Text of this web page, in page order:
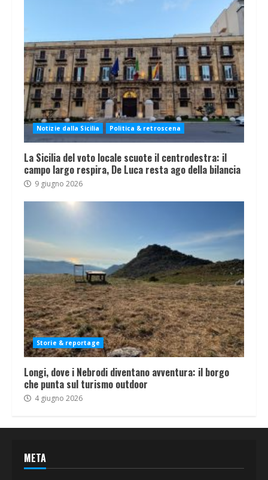
Notizie dalla Sicilia Politica & retroscena
La Sicilia del voto locale scuote il centrodestra: il
campo largo respira, De Luca resta ago della bilancia
9 giugno 2026
Storie & reportage
Longi, dove i Nebrodi diventano avventura: il borgo
che punta sul turismo outdoor
4 giugno 2026
META